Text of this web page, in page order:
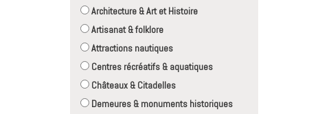
Architecture & Art et Histoire
Artisanat & folklore
Attractions nautiques
Centres récréatifs & aquatiques
Châteaux & Citadelles
Demeures & monuments historiques